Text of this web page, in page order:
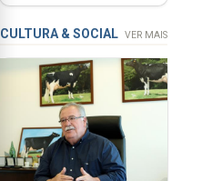
a
apanha
ilegal
lapas
2022
e
instrumentos
CULTURA & SOCIAL VER MAIS